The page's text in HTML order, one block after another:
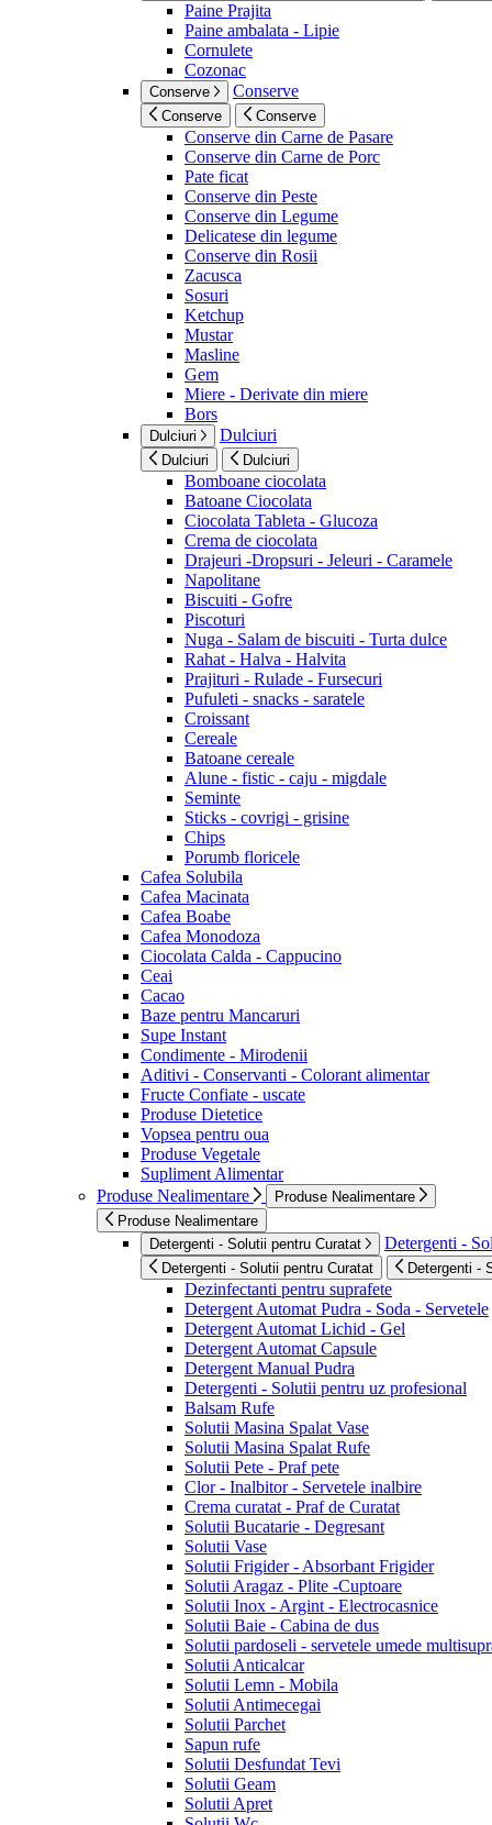
Paine Prajita
Paine ambalata - Lipie
Cornulete
Cozonac
Conserve Conserve
Conserve Conserve
Conserve din Carne de Pasare
Conserve din Carne de Porc
Pate ficat
Conserve din Peste
Conserve din Legume
Delicatese din legume
Conserve din Rosii
Zacusca
Sosuri
Ketchup
Mustar
Masline
Gem
Miere - Derivate din miere
Bors
Dulciuri Dulciuri
Dulciuri Dulciuri
Bomboane ciocolata
Batoane Ciocolata
Ciocolata Tableta - Glucoza
Crema de ciocolata
Drajeuri -Dropsuri - Jeleuri - Caramele
Napolitane
Biscuiti - Gofre
Piscoturi
Nuga - Salam de biscuiti - Turta dulce
Rahat - Halva - Halvita
Prajituri - Rulade - Fursecuri
Pufuleti - snacks - saratele
Croissant
Cereale
Batoane cereale
Alune - fistic - caju - migdale
Seminte
Sticks - covrigi - grisine
Chips
Porumb floricele
Cafea Solubila
Cafea Macinata
Cafea Boabe
Cafea Monodoza
Ciocolata Calda - Cappucino
Ceai
Cacao
Baze pentru Mancaruri
Supe Instant
Condimente - Mirodenii
Aditivi - Conservanti - Colorant alimentar
Fructe Confiate - uscate
Produse Dietetice
Vopsea pentru oua
Produse Vegetale
Supliment Alimentar
Produse Nealimentare
Produse Nealimentare
Produse Nealimentare
Detergenti - Solutii pentru Curatat
Detergenti -
Detergenti - Solutii pentru Curatat Detergenti -
Dezinfectanti pentru suprafete
Detergent Automat Pudra - Soda - Servetele
Detergent Automat Lichid - Gel
Detergent Automat Capsule
Detergent Manual Pudra
Detergenti - Solutii pentru uz profesional
Balsam Rufe
Solutii Masina Spalat Vase
Solutii Masina Spalat Rufe
Solutii Pete - Praf pete
Clor - Inalbitor - Servetele inalbire
Crema curatat - Praf de Curatat
Solutii Bucatarie - Degresant
Solutii Vase
Solutii Frigider - Absorbant Frigider
Solutii Aragaz - Plite -Cuptoare
Solutii Inox - Argint - Electrocasnice
Solutii Baie - Cabina de dus
Solutii pardoseli - servetele umede
Solutii Anticalcar
Solutii Lemn - Mobila
Solutii Antimecegai
Solutii Parchet
Sapun rufe
Solutii Desfundat Tevi
Solutii Geam
Solutii Apret